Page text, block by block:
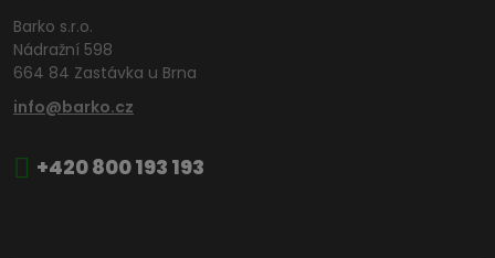
Barko s.r.o.
Nádražní 598
664 84 Zastávka u Brna
info@barko.cz
+420 800 193 193